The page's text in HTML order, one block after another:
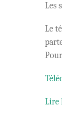
Les
Le
Lire